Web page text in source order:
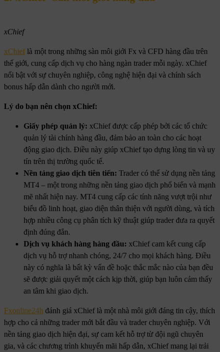
xChief
xChief là một trong những sàn môi giới Fx và CFD hàng đầu trên
thế giới, cung cấp dịch vụ cho hàng ngàn trader mỗi ngày. xChief
nổi bật với sự chuyên nghiệp, công nghệ hiện đại và chính sách
bonus hấp dẫn dành cho người mới.
Lý do bạn nên chọn xChief:
Giấy phép quản lý: xChief được cấp phép bởi các tổ chức
quản lý tài chính hàng đầu, đảm bảo an toàn cho các hoạt
động giao dịch. Điều này giúp xChief tạo dựng lòng tin và uy
tín trên thị trường quốc tế.
Nền tảng giao dịch tiên tiến: Trader có thể sử dụng nền tảng
MT4 – một trong những nền tảng giao dịch phổ biến và mạnh
mẽ nhất hiện nay. MT4 cung cấp các tính năng vượt trội như
biểu đồ linh hoạt, giao diện thân thiện với người dùng, và tích
hợp nhiều công cụ phân tích kỹ thuật giúp trader đưa ra quyết
định đúng đắn.
Dịch vụ khách hàng hàng đầu: xChief cam kết cung cấp
dịch vụ hỗ trợ nhanh chóng, 24/7 cho mọi khách hàng. Điều
này có nghĩa là bất kỳ vấn đề hoặc thắc mắc nào của bạn đều
sẽ được giải quyết một cách kịp thời, giúp bạn luôn cảm thấy
an tâm khi giao dịch.
Fxonline24h đánh giá xChief là một nhà môi giới đáng tin cậy, thích
hợp cho cả những trader mới bắt đầu và trader chuyên nghiệp. Với
nền tảng giao dịch hiện đại, sự cam kết hỗ trợ từ đội ngũ chuyên
gia, và các chương trình khuyến mãi hấp dẫn, xChief mang lại trải